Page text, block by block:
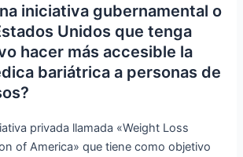
iniciativa gubernamental o
Unidos que tenga
hacer más accesible la
bariátrica a personas de
privada llamada «Weight Loss
of America» que tiene como objetivo